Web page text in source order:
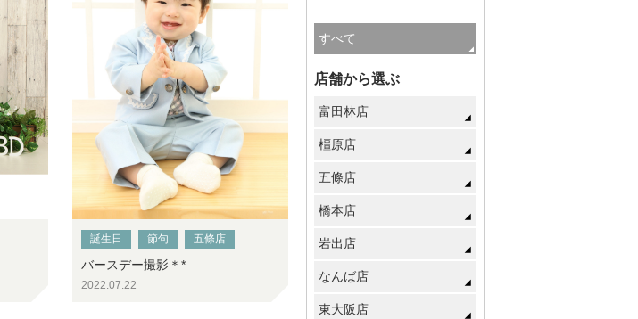
誕生日 節句 五條店
バースデー撮影＊*
2022.07.22
店舗から選ぶ
富田林店
橿原店
五條店
橋本店
岩出店
なんば店
東大阪店